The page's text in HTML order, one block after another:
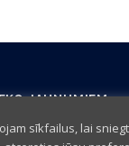
JAUNUMIEM
sīkfailus, lai